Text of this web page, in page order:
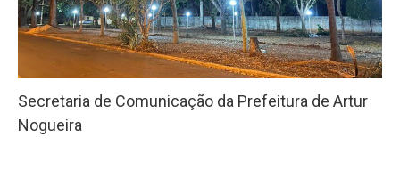
Secretaria de Comunicação da Prefeitura de Artur
Nogueira